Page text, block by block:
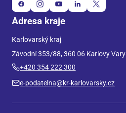
Adresa kraje
Karlovarský kraj
Závodní 353/88, 360 06 Karlovy Vary
+420 354 222 300
e-podatelna@kr-karlovarsky.cz